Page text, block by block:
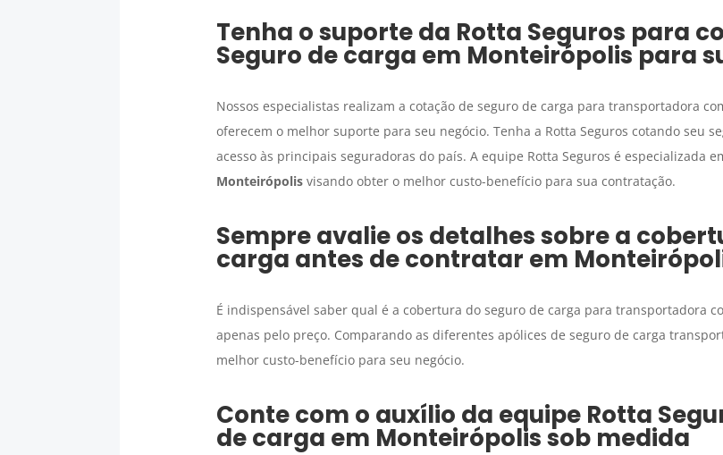
Tenha o suporte da Rotta Seguros para
Seguro de carga em Monteirópolispara
Nossos especialistas realizam a cotação de seguro de carga para transportadora
oferecem o melhor suporte para seu negócio. Tenha a Rotta Seguros cotando seu
acesso às principais seguradoras do país. A equipe Rotta Seguros é especializada
Monteirópolisvisando obter o melhor custo-benefício para sua contratação.
Sempre avalie os detalhes sobre a
carga antes de contratar em
É indispensável saber qual é a cobertura do seguro de carga para transportadora
apenas pelo preço. Comparando as diferentes apólices de seguro de carga
melhor custo-benefício para seu negócio.
Conte com o auxílio da equipe Rotta
de carga em Monteirópolissob medida